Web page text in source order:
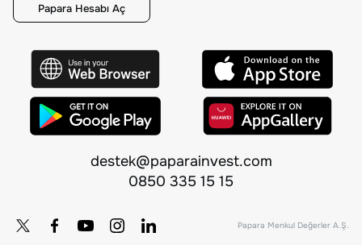
Papara Hesabı Aç
destek@paparainvest.com
0850 335 15 15
Papara Menkul Değerler A.Ş.